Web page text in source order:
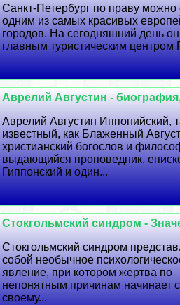
Санкт-Петербург по праву можно
одним из самых красивых
городов. На сегодняшний день
главным туристическим центром
Аврелий Августин -
Аврелий Августин Иппонийский,
известный, как Блаженный
христианский богослов и
выдающийся проповедник,
Гиппонский и один...
Стокгольмский синдром -
Стокгольмский синдром
собой необычное
явление, при котором жертва по
непонятным причинам начинает
своему...